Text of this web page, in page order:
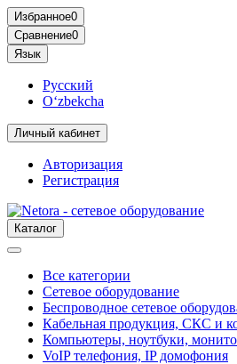
Избранное0
Сравнение0
Язык
Русский
O‘zbekcha
Личный кабинет
Авторизация
Регистрация
Каталог
Все категории
Сетевое оборудование
Беспроводное сетевое
Кабельная продукция, СКС и
Компьютеры, ноутбуки,
VoIP телефония, IP домофония